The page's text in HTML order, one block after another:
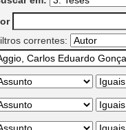
correntes: